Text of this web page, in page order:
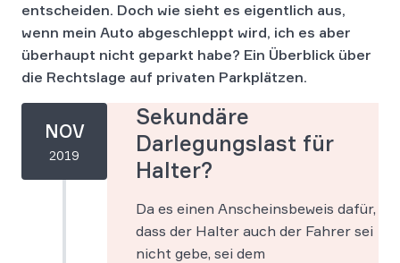
entscheiden. Doch wie sieht es eigentlich aus,
wenn mein Auto abgeschleppt wird, ich es aber
überhaupt nicht geparkt habe? Ein Überblick über
die Rechtslage auf privaten Parkplätzen.
NOV
2019
Sekundäre
Darlegungslast für
Halter?
Da es einen Anscheinsbeweis dafür,
dass der Halter auch der Fahrer sei
nicht gebe, sei dem